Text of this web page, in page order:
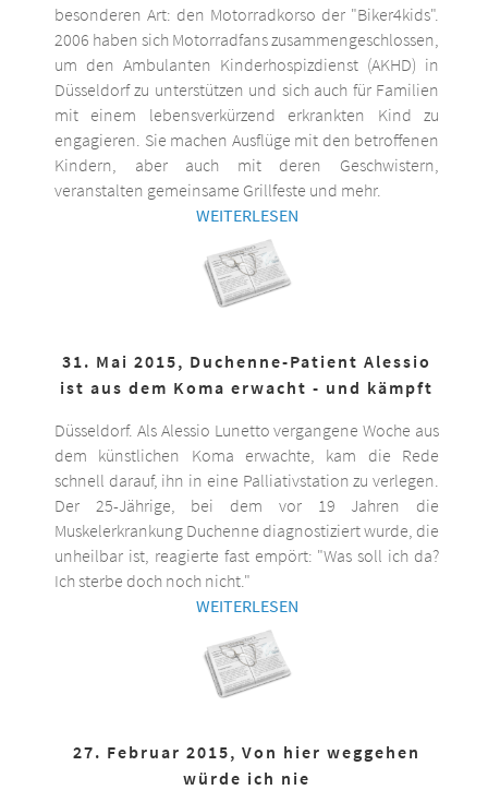
besonderen Art: den Motorradkorso der "Biker4kids".
2006 haben sich Motorradfans zusammengeschlossen,
um den Ambulanten Kinderhospizdienst (AKHD) in
Düsseldorf zu unterstützen und sich auch für Familien
mit einem lebensverkürzend erkrankten Kind zu
engagieren. Sie machen Ausflüge mit den betroffenen
Kindern, aber auch mit deren Geschwistern,
veranstalten gemeinsame Grillfeste und mehr.
WEITERLESEN
31. Mai 2015, Duchenne-Patient Alessio
ist aus dem Koma erwacht - und kämpft
Düsseldorf. Als Alessio Lunetto vergangene Woche aus
dem künstlichen Koma erwachte, kam die Rede
schnell darauf, ihn in eine Palliativstation zu verlegen.
Der 25-Jährige, bei dem vor 19 Jahren die
Muskelerkrankung Duchenne diagnostiziert wurde, die
unheilbar ist, reagierte fast empört: "Was soll ich da?
Ich sterbe doch noch nicht."
WEITERLESEN
27. Februar 2015, Von hier weggehen
würde ich nie